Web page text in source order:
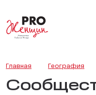
Главная География